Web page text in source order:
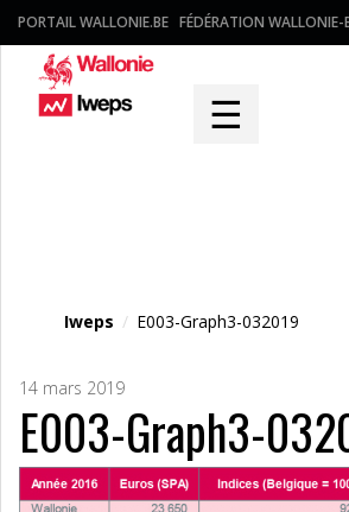
PORTAIL WALLONIE.BE FÉDÉRATION WALLONIE-
☰
Iweps / E003-Graph3-032019
14 mars 2019
E003-Graph3-